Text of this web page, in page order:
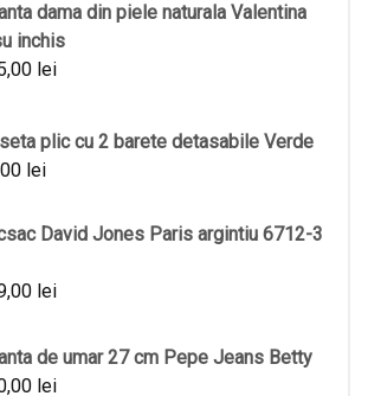
dama din piele naturala Valentina
inchis
lei
plic cu 2 barete detasabile Verde
lei
David Jones Paris argintiu 6712-3
lei
de umar 27 cm Pepe Jeans Betty
lei